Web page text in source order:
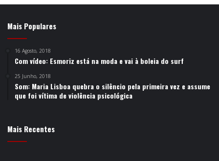
Mais Populares
16 Agosto, 2018
Com vídeo: Esmoriz está na moda e vai à boleia do surf
25 Junho, 2018
Som: Maria Lisboa quebra o silêncio pela primeira vez e assume
que foi vítima de violência psicológica
Mais Recentes